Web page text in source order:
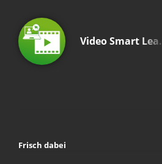
Video Smart Lea…
Frisch dabei